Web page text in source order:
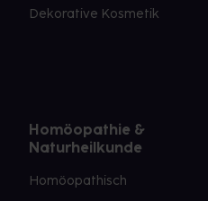
Dekorative Kosmetik
Homöopathie &
Naturheilkunde
Homöopathisch